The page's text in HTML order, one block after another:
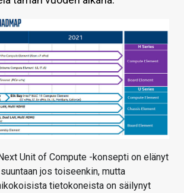
Unit of Compute -konsepti on elänyt
jos toiseenkin, mutta
tietokoneista on säilynyt